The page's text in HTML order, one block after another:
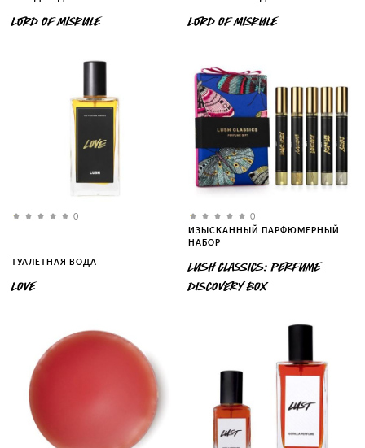
LORD OF MISRULE LORD OF MISRULE
0
ТУАЛЕТНАЯ ВОДА
LOVE
0
ИЗЫСКАННЫЙ ПАРФЮМЕРНЫЙ
НАБОР
LUSH CLASSICS: PERFUME
DISCOVERY BOX